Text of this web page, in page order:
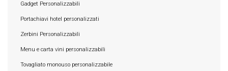
Gadget Personalizzabili
Portachiavi hotel personalizzati
Zerbini Personalizzabili
Menu e carta vini personalizzabili
Tovagliato monouso personalizzabile